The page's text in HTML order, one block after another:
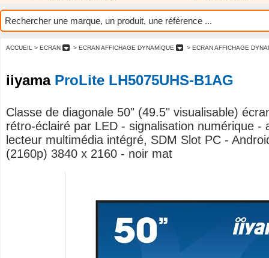
ACCUEIL > ECRAN > ECRAN AFFICHAGE DYNAMIQUE > ECRAN AFFICHAGE
iiyama ProLite LH5075UHS-B1AG
Classe de diagonale 50" (49.5" visualisable)
rétro-éclairé par LED - signalisation numérique -
lecteur multimédia intégré, SDM Slot PC -
(2160p) 3840 x 2160 - noir mat